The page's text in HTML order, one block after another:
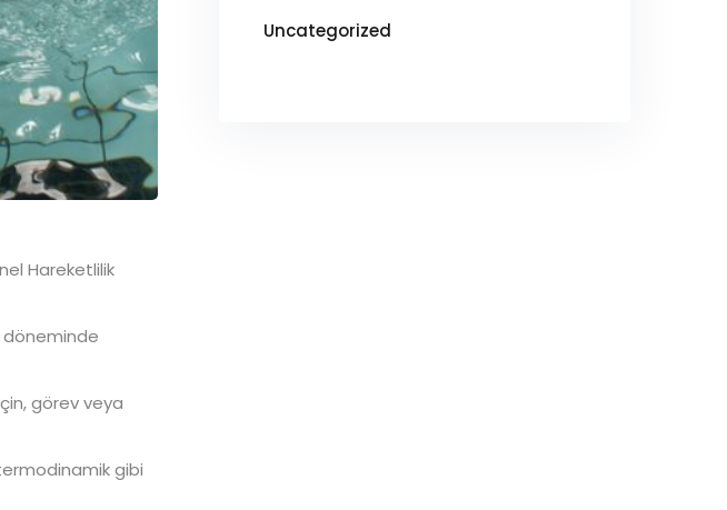
Hareketlilik
döneminde
görev veya
gibi
Uncategorized